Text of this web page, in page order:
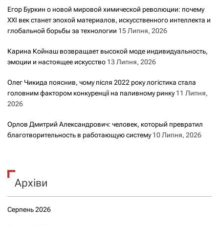
Егор Буркин о новой мировой химической революции: почему
XXI век станет эпохой материалов, искусственного интеллекта и
глобальной борьбы за технологии 15 Липня, 2026
Карина Койнаш возвращает высокой моде индивидуальность,
эмоции и настоящее искусство 13 Липня, 2026
Олег Чикида пояснив, чому після 2022 року логістика стала
головним фактором конкуренції на паливному ринку 11 Липня,
2026
Орлов Дмитрий Александрович: человек, который превратил
благотворительность в работающую систему 10 Липня, 2026
Архіви
Серпень 2026